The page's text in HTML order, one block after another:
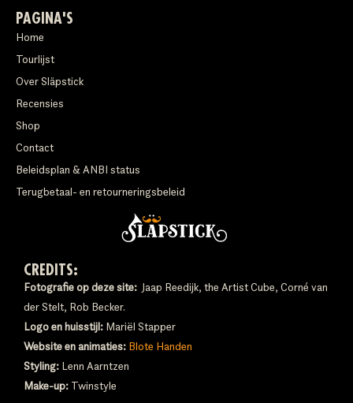
PAGINA'S
Home
Tourlijst
Over Släpstick
Recensies
Shop
Contact
Beleidsplan & ANBI status
Terugbetaal- en retourneringsbeleid
CREDITS:
Fotografie op deze site: Jaap Reedijk, the Artist Cube, Corné van
der Stelt, Rob Becker.
Logo en huisstijl: Mariël Stapper
Website en animaties: Blote Handen
Styling: Lenn Aarntzen
Make-up: Twinstyle